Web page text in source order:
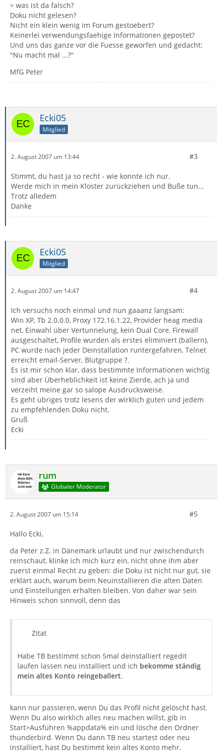
> was ist da falsch?
Doku nicht gelesen?
Nicht ein klein wenig im Forum gestoebert?
Keinerlei verwendungsfaehige Informationen gepostet?
Und uns das ganze vor die Fuesse geworfen und gedacht:
"Nu macht mal ...?"
MfG Peter
Ecki05
Mitglied
2. August 2007 um 13:44 #3
Stimmt, du hast ja so recht - wie konnte ich nur.
Werde mich in mein Kloster zurückziehen und Buße tun...
Trotz alledem
Danke
Ecki05
Mitglied
2. August 2007 um 14:47 #4
Ich versuchs noch einmal und nun gaaanz langsam:
Win XP, Tb 2.0.0.0, Proxy 172.16.1.22, Provider heag media
net, Einwahl über Vertunnelung, kein Dual Core, Firewall
ausgeschaltet, Profile wurden als erstes eliminiert (ballern),
PC wurde nach jeder Deinstallation runtergefahren, Telnet
erreicht email-Server, Blutgruppe ?.
Es ist mir schon klar, dass bestimmte Informationen wichtig
sind aber Überheblichkeit ist keine Zierde, ach ja und
verzeiht meine gar so salope Ausdrucksweise.
Es geht übriges trotz lesens der wirklich guten und jedem
zu empfehlenden Doku nicht.
Gruß
Ecki
rum
Globaler Moderator
2. August 2007 um 15:14 #5
Hallo Ecki,
da Peter z.Z. in Dänemark urlaubt und nur zwischendurch
reinschaut, klinke ich mich kurz ein, nicht ohne ihm aber
zuerst einmal Recht zu geben: die Doku ist nicht nur gut, sie
erklärt auch, warum beim Neuinstallieren die alten Daten
und Einstellungen erhalten bleiben. Von daher war sein
Hinweis schon sinnvoll, denn das
Zitat
Habe TB bestimmt schon 5mal deinstalliert regedit
laufen lassen neu installiert und ich bekomme ständig
mein altes Konto reingeballert.
kann nur passieren, wenn Du das Profil nicht gelöscht hast.
Wenn Du also wirklich alles neu machen willst, gib in
Start>Ausführen %appdata% ein und lösche den Ordner
thunderbird. Wenn Du dann TB neu startest oder neu
installiert, hast Du bestimmt kein altes Konto mehr.